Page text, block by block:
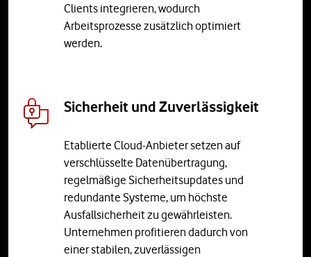
Clients integrieren, wodurch
Arbeitsprozesse zusätzlich optimiert
werden.
Sicherheit und Zuverlässigkeit
Etablierte Cloud-Anbieter setzen auf
verschlüsselte Datenübertragung,
regelmäßige Sicherheitsupdates und
redundante Systeme, um höchste
Ausfallsicherheit zu gewährleisten.
Unternehmen profitieren dadurch von
einer stabilen, zuverlässigen